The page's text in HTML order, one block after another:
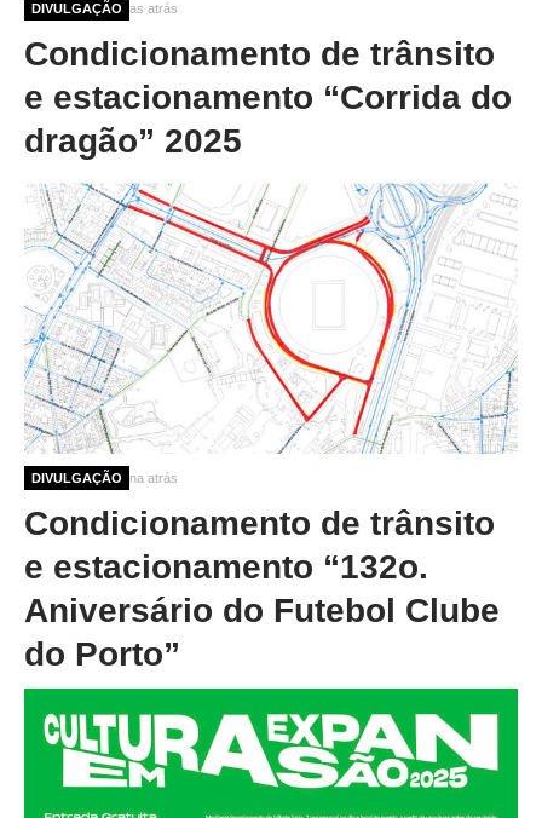
DIVULGAÇÃO
9 meses 2 semanas atrás
Condicionamento de trânsito
e estacionamento “Corrida do
dragão” 2025
DIVULGAÇÃO
10 meses 1 semana atrás
Condicionamento de trânsito
e estacionamento “132o.
Aniversário do Futebol Clube
do Porto”